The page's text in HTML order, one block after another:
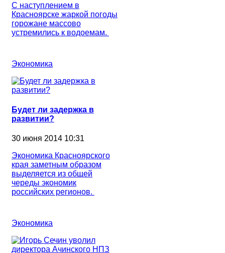
С наступлением в
Красноярске жаркой погоды
горожане массово
устремились к водоемам.
Экономика
Будет ли задержка в
развитии?
30 июня 2014 10:31
Экономика Красноярского
края заметным образом
выделяется из общей
череды экономик
российских регионов.
Экономика